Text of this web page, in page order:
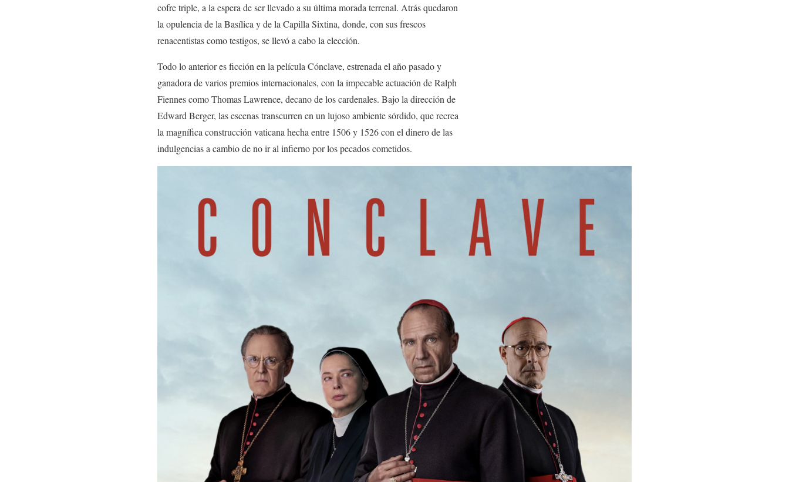
cofre triple, a la espera de ser llevado a su última morada terrenal. Atrás quedaron
la opulencia de la Basílica y de la Capilla Sixtina, donde, con sus frescos
renacentistas como testigos, se llevó a cabo la elección.
Todo lo anterior es ficción en la película Cónclave, estrenada el año pasado y
ganadora de varios premios internacionales, con la impecable actuación de Ralph
Fiennes como Thomas Lawrence, decano de los cardenales. Bajo la dirección de
Edward Berger, las escenas transcurren en un lujoso ambiente sórdido, que recrea
la magnífica construcción vaticana hecha entre 1506 y 1526 con el dinero de las
indulgencias a cambio de no ir al infierno por los pecados cometidos.